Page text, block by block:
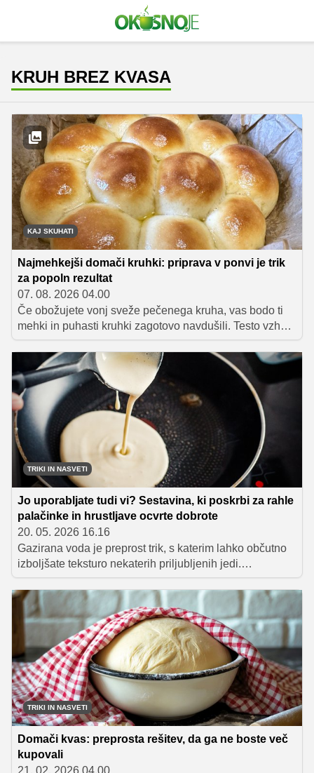
KRUH BREZ KVASA
KAJ SKUHATI
Najmehkejši domači kruhki: priprava v ponvi je trik
za popoln rezultat
07. 08. 2026 04.00
Če obožujete vonj sveže pečenega kruha, vas bodo ti
mehki in puhasti kruhki zagotovo navdušili. Testo vzhaja
kar v ponvi, v kateri ga nato tudi spečemo v pečici.
Kruhke lahko pripravite že večer prej in jih zjutraj
postrežete za zajtrk ali pa jih spečete za slastno večerjo.
TRIKI IN NASVETI
Jo uporabljate tudi vi? Sestavina, ki poskrbi za rahle
palačinke in hrustljave ocvrte dobrote
20. 05. 2026 16.16
Gazirana voda je preprost trik, s katerim lahko občutno
izboljšate teksturo nekaterih priljubljenih jedi.
Palačinkam, ocvrtim jedem in nekaterim testom brez
dodatnih sestavin daje lahkotnost in mehkobo. Če jo že
imate doma – uporabite jo pri kuhi, ne le za pitje.
TRIKI IN NASVETI
Domači kvas: preprosta rešitev, da ga ne boste več
kupovali
21. 02. 2026 04.00